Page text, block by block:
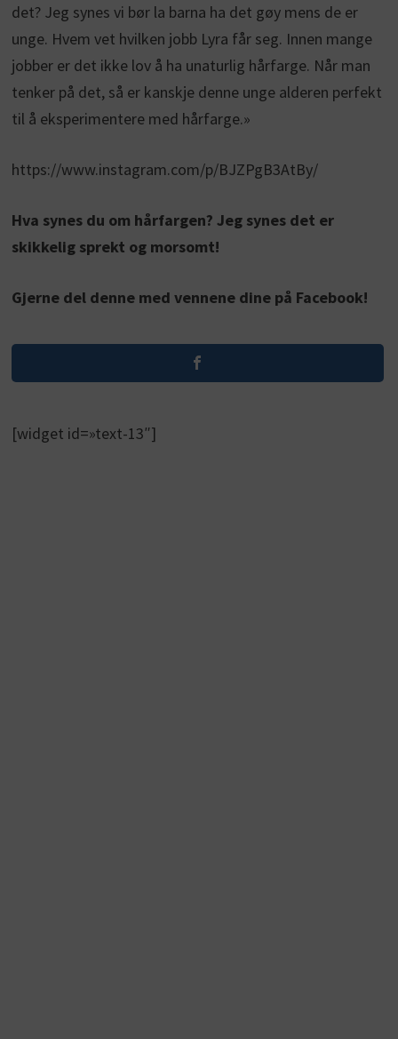
det? Jeg synes vi bør la barna ha det gøy mens de er
unge. Hvem vet hvilken jobb Lyra får seg. Innen mange
jobber er det ikke lov å ha unaturlig hårfarge. Når man
tenker på det, så er kanskje denne unge alderen perfekt
til å eksperimentere med hårfarge.»
https://www.instagram.com/p/BJZPgB3AtBy/
Hva synes du om hårfargen? Jeg synes det er
skikkelig sprekt og morsomt!
Gjerne del denne med vennene dine på Facebook!
[widget id=»text-13″]